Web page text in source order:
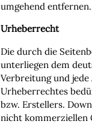
umgehend entfernen.
Urheberrecht
Die durch die
unterliegen dem
Verbreitung und
Urheberrechtes
bzw. Erstellers.
nicht kommerziellen